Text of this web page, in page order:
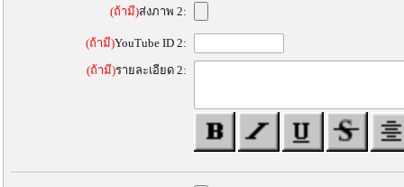
(ถ้ามี)ส่งภาพ 2:
(ถ้ามี)YouTube ID 2:
(ถ้ามี)รายละเอียด 2: